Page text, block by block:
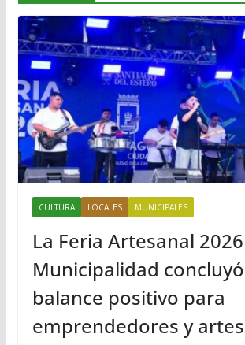
CULTURA LOCALES MUNICIPALES
La Feria Artesanal
Municipalidad
balance positivo para
emprendedores y